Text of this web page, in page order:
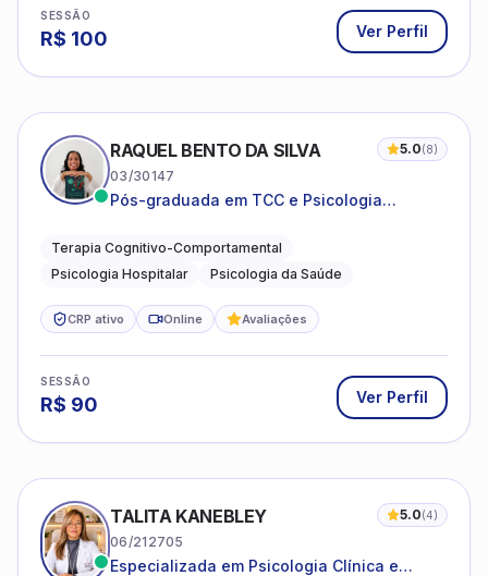
SESSÃO
R$ 100 Ver Perfil
RAQUEL BENTO DA SILVA 5.0(8)
03/30147
Pós-graduada em TCC e Psicologia
Terapia Cognitivo-Comportamental
Psicologia Hospitalar
Psicologia da Saúde
CRP ativo Online Avaliações
SESSÃO
R$ 90 Ver Perfil
TALITA KANEBLEY 5.0(4)
06/212705
Especializada em Psicologia Clínica e